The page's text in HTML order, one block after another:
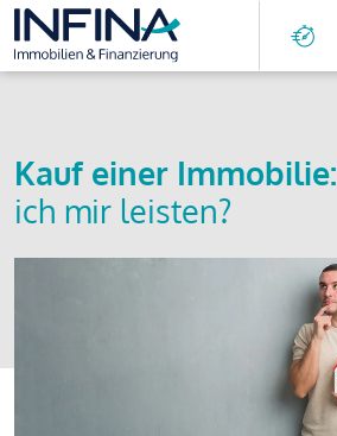
Kauf einer Immobilie:
ich mir leisten?